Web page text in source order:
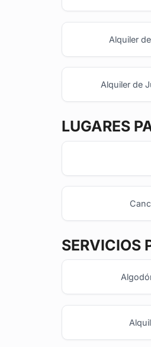
Alquiler
Alquiler de
LUGARES
SERVICIOS